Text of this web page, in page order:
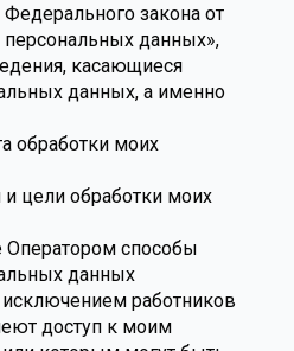
Федерального закона от
данных»,
касающиеся
данных, а именно
обработки моих
цели обработки моих
способы
данных
работников
доступ к моим